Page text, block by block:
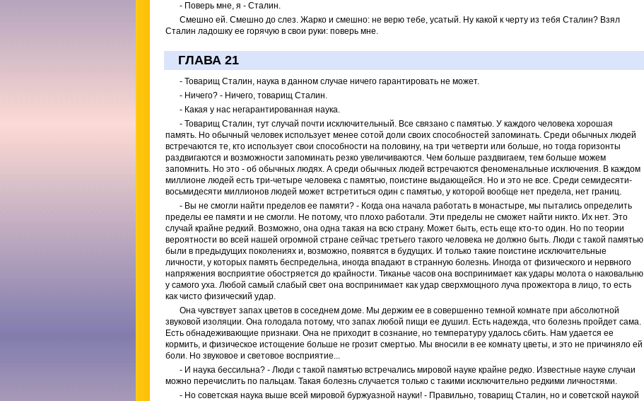
- Поверь мне, я - Сталин.
Смешно ей. Смешно до слез. Жарко и смешно: не верю тебе, усатый. Ну какой к черту из тебя Сталин? Взял
Сталин ладошку ее горячую в свои руки: поверь мне.
ГЛАВА 21
- Товарищ Сталин, наука в данном случае ничего гарантировать не может.
- Ничего? - Ничего, товарищ Сталин.
- Какая у нас негарантированная наука.
- Товарищ Сталин, тут случай почти исключительный. Все связано с памятью. У каждого человека хорошая
память. Но обычный человек использует менее сотой доли своих способностей запоминать. Среди обычных людей
встречаются те, кто использует свои способности на половину, на три четверти или больше, но тогда горизонты
раздвигаются и возможности запоминать резко увеличиваются. Чем больше раздвигаем, тем больше можем
запомнить. Но это - об обычных людях. А среди обычных людей встречаются феноменальные исключения. В каждом
миллионе людей есть три-четыре человека с памятью, поистине выдающейся. Но и это не все. Среди семидесяти-
восьмидесяти миллионов людей может встретиться один с памятью, у которой вообще нет предела, нет границ.
- Вы не смогли найти пределов ее памяти? - Когда она начала работать в монастыре, мы пытались определить
пределы ее памяти и не смогли. Не потому, что плохо работали. Эти пределы не сможет найти никто. Их нет. Это
случай крайне редкий. Возможно, она одна такая на всю страну. Может быть, есть еще кто-то один. Но по теории
вероятности во всей нашей огромной стране сейчас третьего такого человека не должно быть. Люди с такой памятью
были в предыдущих поколениях и, возможно, появятся в будущих. И только такие поистине исключительные
личности, у которых память беспредельна, иногда впадают в странную болезнь. Иногда от физического и нервного
напряжения восприятие обостряется до крайности. Тиканье часов она воспринимает как удары молота о наковальню
у самого уха. Любой самый слабый свет она воспринимает как удар сверхмощного луча прожектора в лицо, то есть
как чисто физический удар.
Она чувствует запах цветов в соседнем доме. Мы держим ее в совершенно темной комнате при абсолютной
звуковой изоляции. Она голодала потому, что запах любой пищи ее душил. Есть надежда, что болезнь пройдет сама.
Есть обнадеживающие признаки. Она не приходит в сознание, но температуру удалось сбить. Нам удается ее
кормить, и физическое истощение больше не грозит смертью. Мы вносили в ее комнату цветы, и это не причиняло ей
боли. Но звуковое и световое восприятие...
- И наука бессильна? - Люди с такой памятью встречались мировой науке крайне редко. Известные науке случаи
можно перечислить по пальцам. Такая болезнь случается только с такими исключительно редкими личностями.
- Но советская наука выше всей мировой буржуазной науки! - Правильно, товарищ Сталин, но и советской наукой